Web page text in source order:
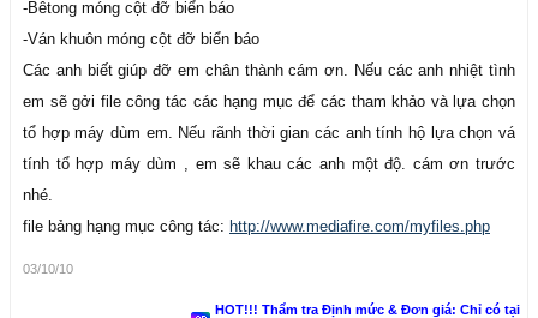
-Bêtong móng cột đỡ biển báo
-Ván khuôn móng cột đỡ biển báo
Các anh biết giúp đỡ em chân thành cám ơn. Nếu các anh nhiệt tình
em sẽ gởi file công tác các hạng mục để các tham khảo và lựa chọn
tổ hợp máy dùm em. Nếu rãnh thời gian các anh tính hộ lựa chọn vá
tính tổ hợp máy dùm , em sẽ khau các anh một độ. cám ơn trước
nhé.
file bảng hạng mục công tác: http://www.mediafire.com/myfiles.php
03/10/10
HOT!!! Thẩm tra Định mức & Đơn giá: Chỉ có tại